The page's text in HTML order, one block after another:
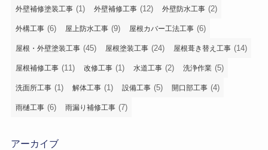
外壁補修塗装工事 (1) 外壁補修工事 (12) 外壁防水工事 (2)
外構工事 (6) 屋上防水工事 (9) 屋根カバー工法工事 (6)
屋根・外壁塗装工事 (45) 屋根塗装工事 (24) 屋根葺き替え工事 (14)
屋根補修工事 (11) 改修工事 (1) 水道工事 (2) 洗浄作業 (5)
洗面所工事 (1) 解体工事 (1) 設備工事 (5) 開口部工事 (4)
雨樋工事 (6) 雨漏り補修工事 (7)
アーカイブ